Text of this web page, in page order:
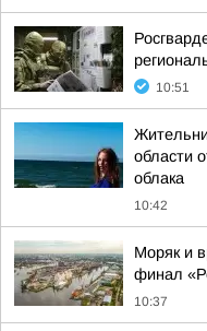
10:51
области
облака
10:42
Моряк и
финал
10:37